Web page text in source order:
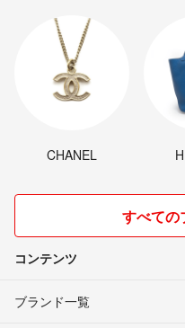
CHANEL
すべての
コンテンツ
ブランド一覧